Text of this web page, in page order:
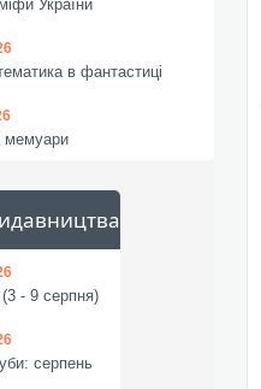
України
в фантастиці
мемуари
(3 - 9 серпня)
серпень